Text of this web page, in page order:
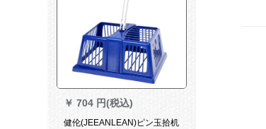
￥ 704 円(税込)
健伦(JEEANLEAN)ピン玉拾机